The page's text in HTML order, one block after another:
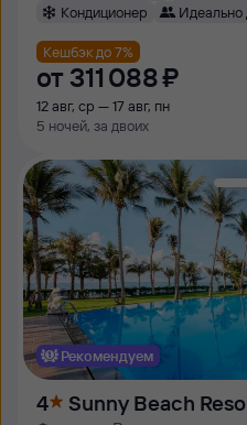
Кондиционер
Идеально
Кешбэк до 7%
от 311 ⁠088 ⁠₽
12 авг, ср — 17 авг, пн
5 ночей, за двоих
Рекомендуем
4 Sunny Beach